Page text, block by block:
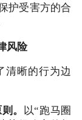
护受害方的合
风险
晰的行为边
。 以“跑马圈